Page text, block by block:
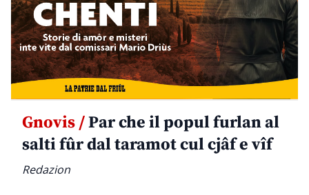
Gnovis /Par che il popul furlan al
salti fûr dal taramot cul cjâf e vîf
Redazion